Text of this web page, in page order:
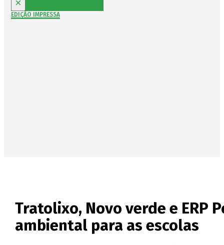
×
EDIÇÃO IMPRESSA
Tratolixo, Novo verde e ERP
ambiental para as escolas